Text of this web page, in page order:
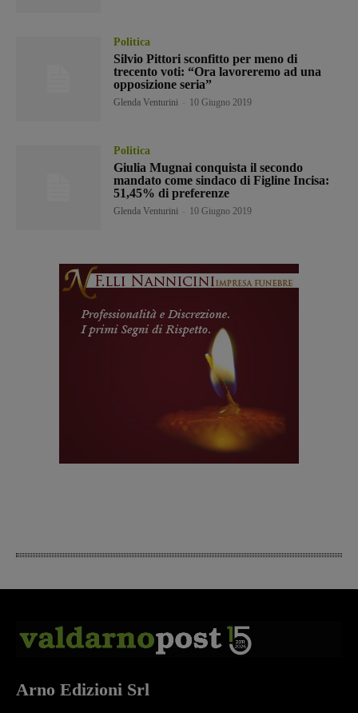
Politica
Silvio Pittori sconfitto per meno di
trecento voti: “Ora lavoreremo ad una
opposizione seria”
Glenda Venturini 10 Giugno 2019
Politica
Giulia Mugnai conquista il secondo
mandato come sindaco di Figline Incisa:
51,45% di preferenze
Glenda Venturini 10 Giugno 2019
Arno Edizioni Srl